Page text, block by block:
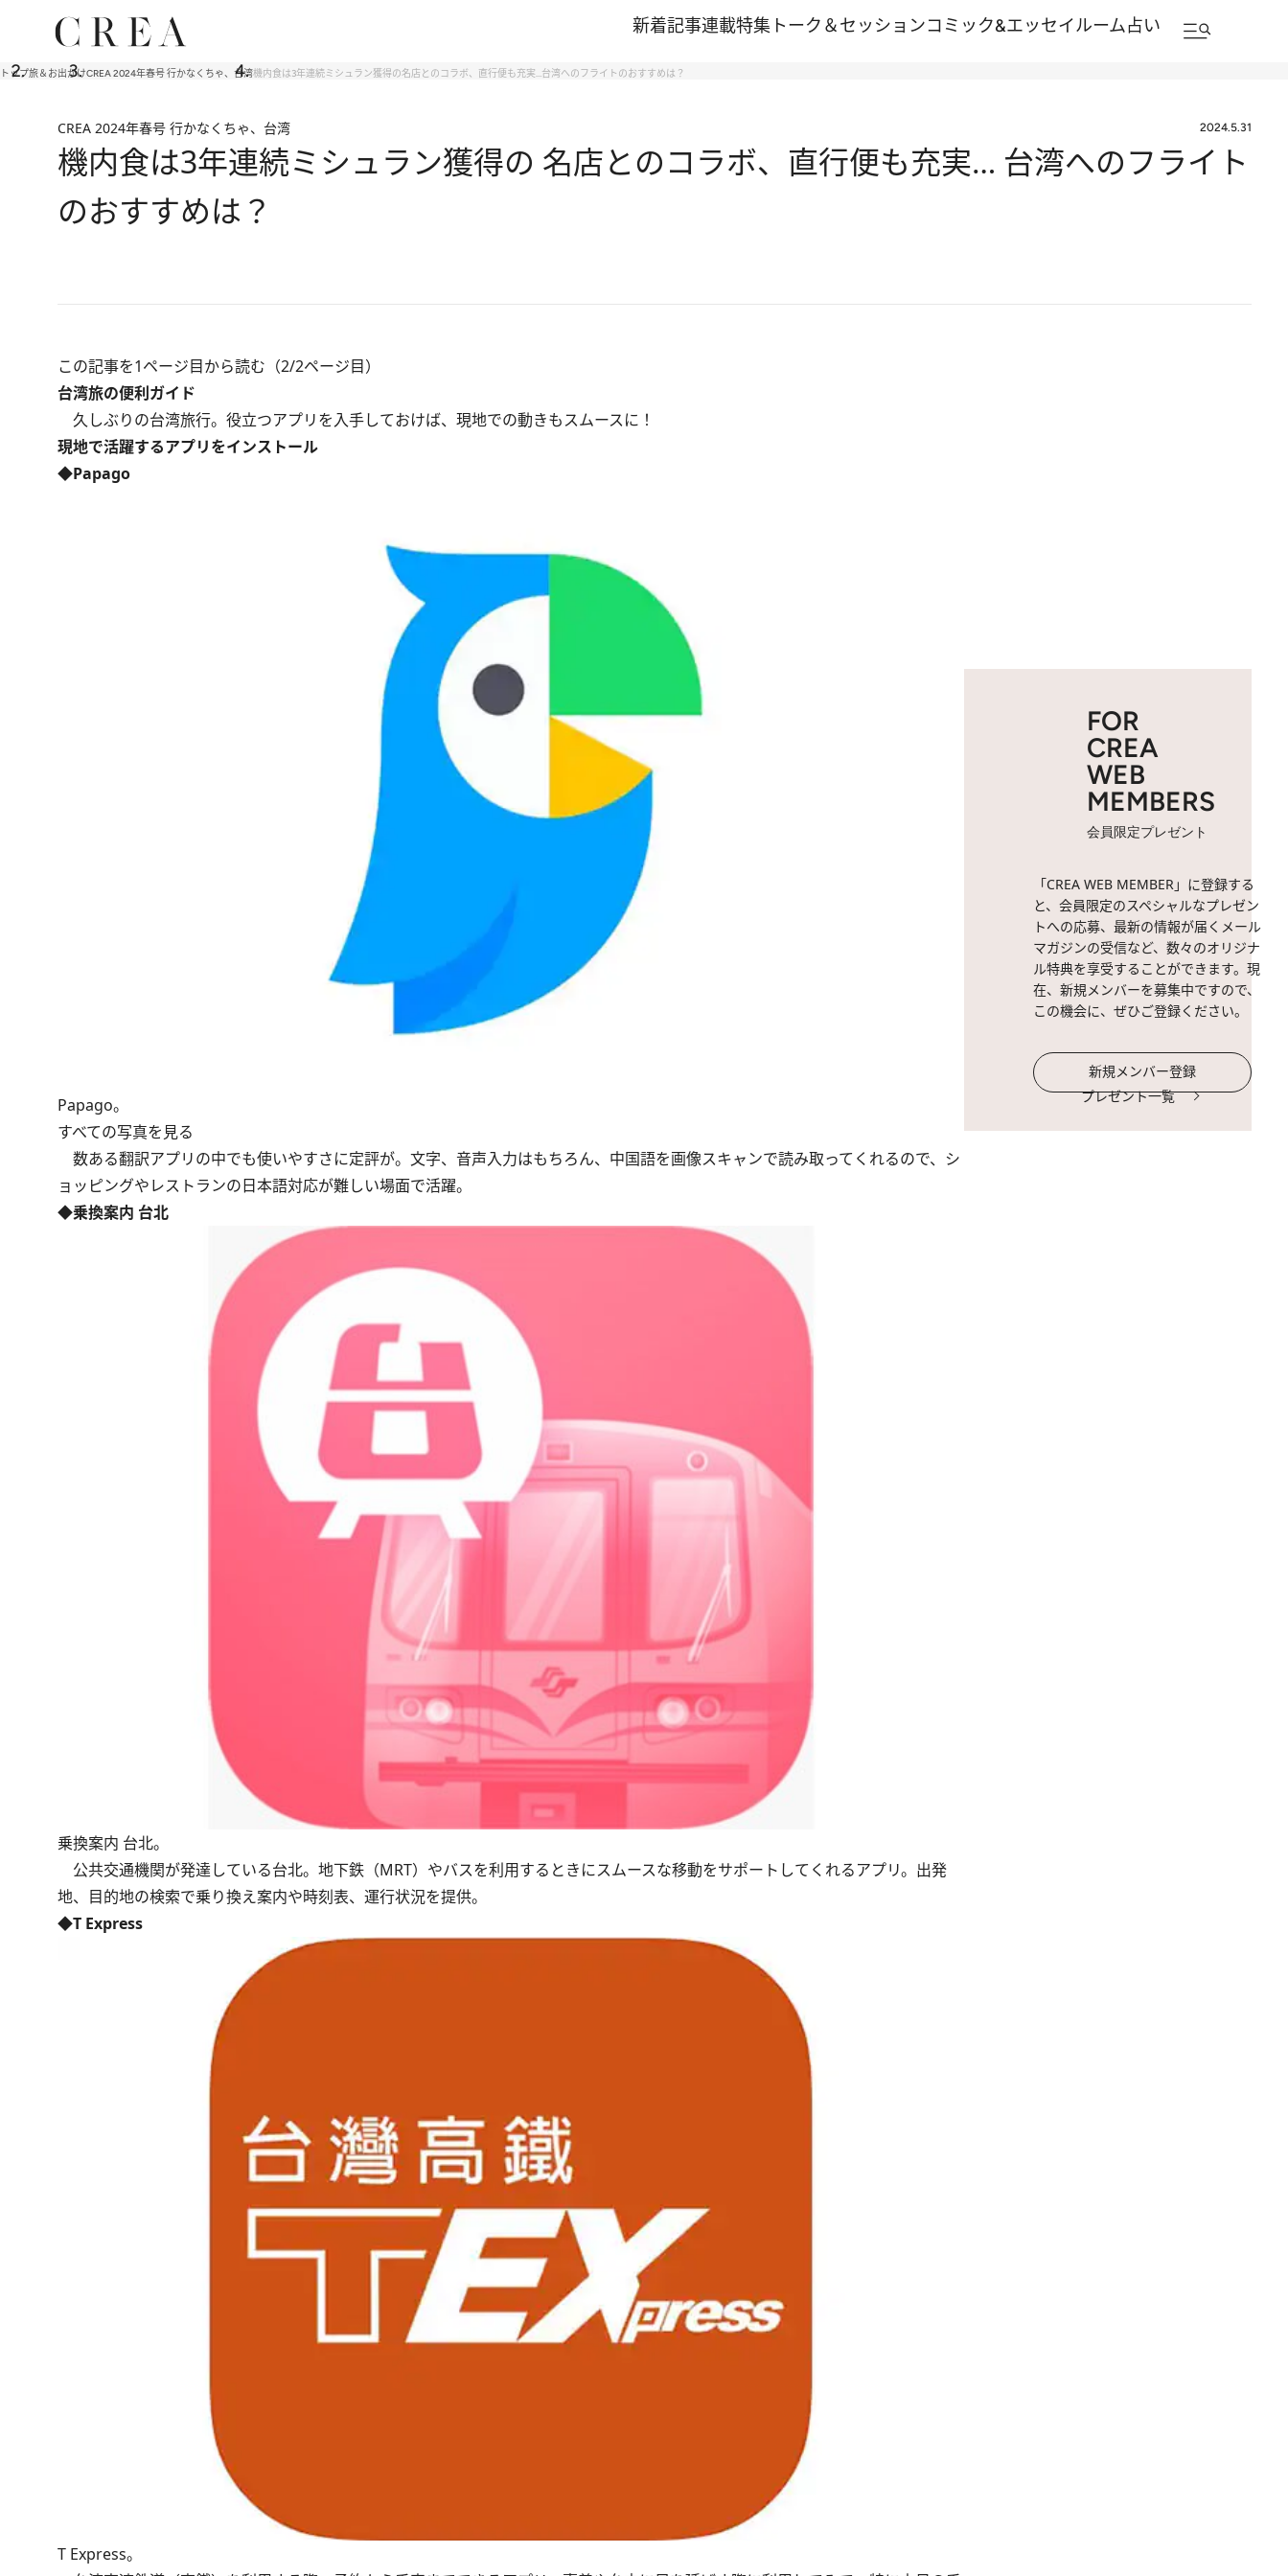
新着記事連載特集 トーク＆セッションコミック&エッセイルーム占い
トップ旅＆お出かけCREA 2024年春号 行かなくちゃ、台湾機内食は3年連続ミシュラン獲得の名店とのコラボ、直行便も充実…台湾へのフライトのおすすめは？
CREA 2024年春号 行かなくちゃ、台湾 2024.5.31
機内食は3年連続ミシュラン獲得の 名店とのコラボ、直行便も充実… 台湾へのフライト
のおすすめは？
この記事を1ページ目から読む（2/2ページ目）
台湾旅の便利ガイド
久しぶりの台湾旅行。役立つアプリを入手しておけば、現地での動きもスムースに！
現地で活躍するアプリをインストール
◆Papago
Papago。
すべての写真を見る
数ある翻訳アプリの中でも使いやすさに定評が。文字、音声入力はもちろん、中国語を画像スキャンで読み取ってくれるので、シ
ョッピングやレストランの日本語対応が難しい場面で活躍。
◆乗換案内 台北
乗換案内 台北。
公共交通機関が発達している台北。地下鉄（MRT）やバスを利用するときにスムースな移動をサポートしてくれるアプリ。出発
地、目的地の検索で乗り換え案内や時刻表、運行状況を提供。
◆T Express
T Express。
FOR
CREA
WEB
MEMBERS
会員限定プレゼント
「CREA WEB MEMBER」に登録する
と、会員限定のスペシャルなプレゼン
トへの応募、最新の情報が届くメール
マガジンの受信など、数々のオリジナ
ル特典を享受することができます。現
在、新規メンバーを募集中ですので、
この機会に、ぜひご登録ください。
新規メンバー登録
プレゼント一覧